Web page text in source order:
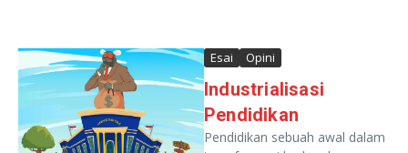
Esai Opini
Industrialisasi
Pendidikan
Pendidikan sebuah awal dalam